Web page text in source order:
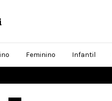
Feminino Infantil